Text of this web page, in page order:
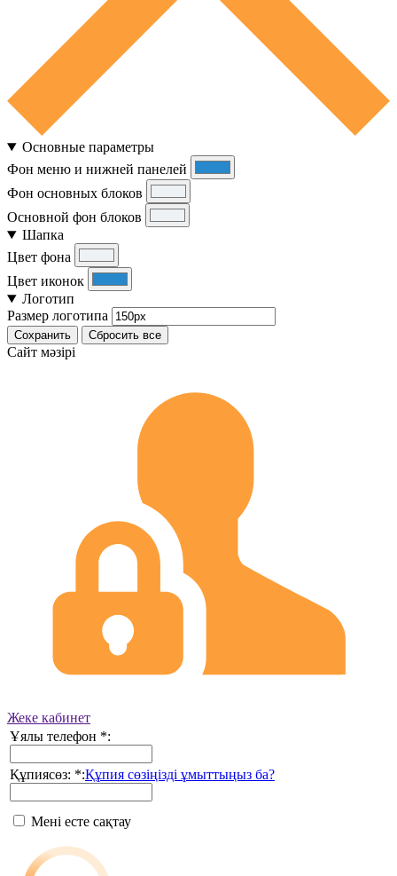
Основные параметры
Фон меню и нижней панелей
Фон основных блоков
Основной фон блоков
Шапка
Цвет фона
Цвет иконок
Логотип
Размер логотипа
Сохранить Сбросить все
Cайт мәзірі
Жеке кабинет
Ұялы телефон *:
Құпиясөз: *:Құпия сөзіңізді ұмыттыңыз ба?
Мені есте сақтау